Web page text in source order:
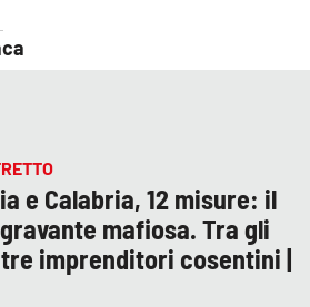
e Calabria, 12 misure: il
mafiosa. Tra gli
imprenditori cosentini |